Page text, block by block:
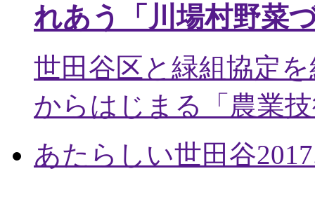
れあう「川場村野菜
世田谷区と緑組協定
からはじまる「農業
あたらしい世田谷